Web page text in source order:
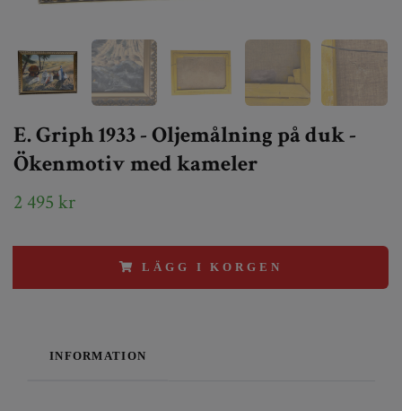
E. Griph 1933 - Oljemålning på duk -
Ökenmotiv med kameler
2 495 kr
LÄGG I KORGEN
INFORMATION